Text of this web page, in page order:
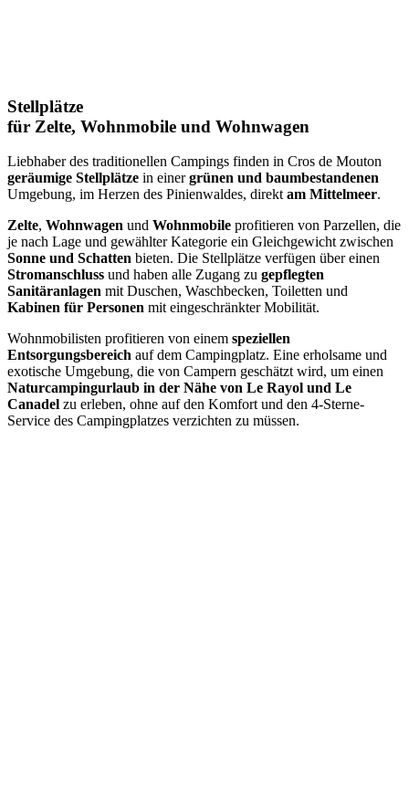
Stellplätze
für Zelte, Wohnmobile und Wohnwagen
Liebhaber des traditionellen Campings finden in Cros de Mouton
geräumige Stellplätze in einergrünen und baumbestandenen
Umgebung, im Herzen des Pinienwaldes, direkt am Mittelmeer.
Zelte, Wohnwagen und Wohnmobile profitieren von Parzellen, die
je nach Lage und gewählter Kategorie ein Gleichgewicht zwischen
Sonne und Schatten bieten. Die Stellplätze verfügen über einen
Stromanschluss und haben alle Zugang zu gepflegten
Sanitäranlagen mit Duschen, Waschbecken, Toiletten und
Kabinen für Personen mit eingeschränkter Mobilität.
Wohnmobilisten profitieren von einem speziellen
Entsorgungsbereich auf dem Campingplatz. Eine erholsame und
exotische Umgebung, die von Campern geschätzt wird, um einen
Naturcampingurlaub in der Nähe von Le Rayol und Le
Canadel zu erleben, ohne auf den Komfort und den 4-Sterne-
Service des Campingplatzes verzichten zu müssen.